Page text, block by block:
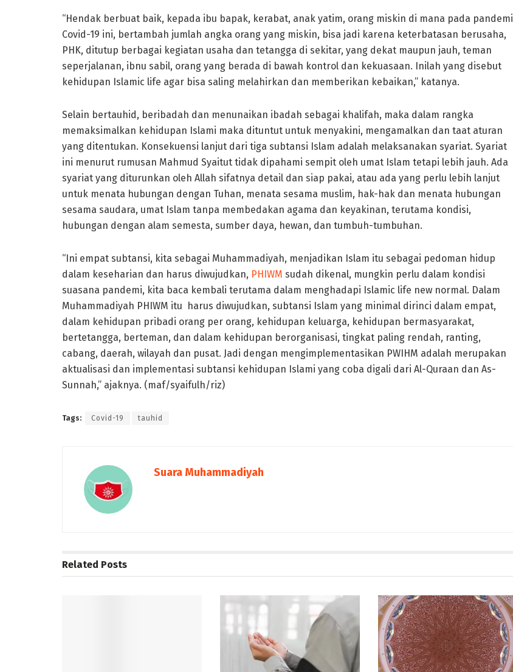
“Hendak berbuat baik, kepada ibu bapak, kerabat, anak yatim, orang miskin di mana pada pandemi
Covid-19 ini, bertambah jumlah angka orang yang miskin, bisa jadi karena keterbatasan berusaha,
PHK, ditutup berbagai kegiatan usaha dan tetangga di sekitar, yang dekat maupun jauh, teman
seperjalanan, ibnu sabil, orang yang berada di bawah kontrol dan kekuasaan. Inilah yang disebut
kehidupan Islamic life agar bisa saling melahirkan dan memberikan kebaikan,” katanya.
Selain bertauhid, beribadah dan menunaikan ibadah sebagai khalifah, maka dalam rangka
memaksimalkan kehidupan Islami maka dituntut untuk menyakini, mengamalkan dan taat aturan
yang ditentukan. Konsekuensi lanjut dari tiga subtansi Islam adalah melaksanakan syariat. Syariat
ini menurut rumusan Mahmud Syaitut tidak dipahami sempit oleh umat Islam tetapi lebih jauh. Ada
syariat yang diturunkan oleh Allah sifatnya detail dan siap pakai, atau ada yang perlu lebih lanjut
untuk menata hubungan dengan Tuhan, menata sesama muslim, hak-hak dan menata hubungan
sesama saudara, umat Islam tanpa membedakan agama dan keyakinan, terutama kondisi,
hubungan dengan alam semesta, sumber daya, hewan, dan tumbuh-tumbuhan.
“Ini empat subtansi, kita sebagai Muhammadiyah, menjadikan Islam itu sebagai pedoman hidup
dalam keseharian dan harus diwujudkan, PHIWM sudah dikenal, mungkin perlu dalam kondisi
suasana pandemi, kita baca kembali terutama dalam menghadapi Islamic life new normal. Dalam
Muhammadiyah PHIWM itu harus diwujudkan, subtansi Islam yang minimal dirinci dalam empat,
dalam kehidupan pribadi orang per orang, kehidupan keluarga, kehidupan bermasyarakat,
bertetangga, berteman, dan dalam kehidupan berorganisasi, tingkat paling rendah, ranting,
cabang, daerah, wilayah dan pusat. Jadi dengan mengimplementasikan PWIHM adalah merupakan
aktualisasi dan implementasi subtansi kehidupan Islami yang coba digali dari Al-Quraan dan As-
Sunnah,” ajaknya. (maf/syaifulh/riz)
Tags: Covid-19 tauhid
Suara Muhammadiyah
Related Posts